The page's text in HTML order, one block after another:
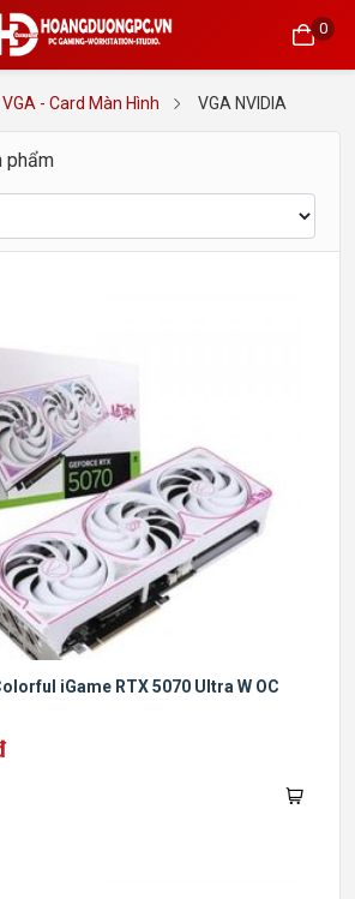
0
VGA - Card Màn Hình VGA NVIDIA
phẩm
iGame RTX 5070 Ultra W OC